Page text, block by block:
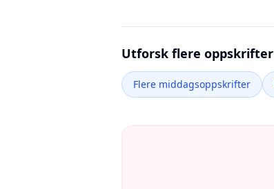
Utforsk flere oppskrifter
Flere middagsoppskrifter